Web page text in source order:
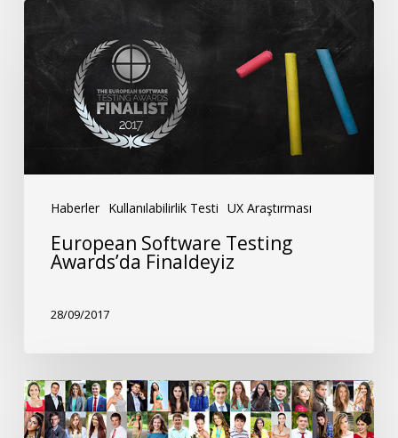
Haberler Kullanılabilirlik Testi UX Araştırması
European
Software
Testing
Awards’da
Finaldeyiz
European Software Testing
Awards’da Finaldeyiz
28/09/2017
Bir
Klasik: